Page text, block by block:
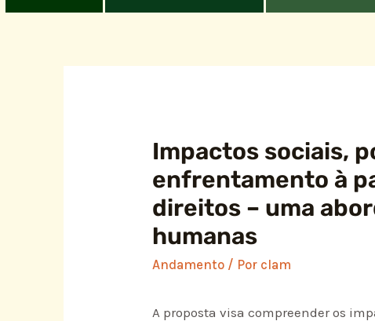
Impactos sociais,
enfrentamento à
direitos – uma
humanas
Andamento / Por clam
A proposta visa compreender os